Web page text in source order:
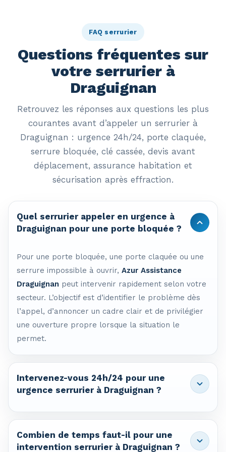
FAQ serrurier
Questions fréquentes sur
votre serrurier à
Draguignan
Retrouvez les réponses aux questions les plus
courantes avant d’appeler un serrurier à
Draguignan : urgence 24h/24, porte claquée,
serrure bloquée, clé cassée, devis avant
déplacement, assurance habitation et
sécurisation après effraction.
Quel serrurier appeler en urgence à
Draguignan pour une porte bloquée ?
Pour une porte bloquée, une porte claquée ou une
serrure impossible à ouvrir, Azur Assistance
Draguignan peut intervenir rapidement selon votre
secteur. L’objectif est d’identifier le problème dès
l’appel, d’annoncer un cadre clair et de privilégier
une ouverture propre lorsque la situation le
permet.
Intervenez-vous 24h/24 pour une
urgence serrurier à Draguignan ?
Oui. Les urgences de serrurerie à Draguignan
peuvent être prises en charge 24h/24 et 7j/7 selon
les disponibilités et votre localisation. Cela
Combien de temps faut-il pour une
intervention serrurier à Draguignan ?